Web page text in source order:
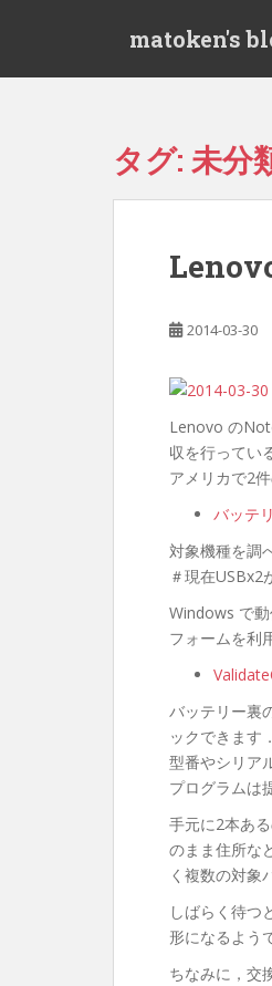
matoken's
タグ: 未分
2014-03-30
Lenovo の
収を行ってい
アメリカで2
バッテ
対象機種を調
＃現在
Windows で
フォームを利
バッテリー裏
ックできます
型番やシリア
プログラムは
手元に2本あ
のまま住所な
く複数の対象
しばらく待つ
形になるよう
ちなみに，交